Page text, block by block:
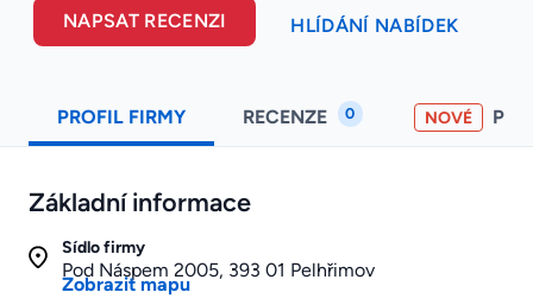
NAPSAT RECENZI HLÍDÁNÍ NABÍDEK
PROFIL FIRMY RECENZE 0 NOVÉ
Základní informace
Sídlo firmy
Pod Náspem 2005, 393 01 Pelhřimov
Zobrazit mapu